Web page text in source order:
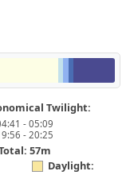
Twilight:
- 05:09
- 20:25
57m
Daylight: